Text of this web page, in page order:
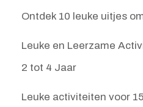
Ontdek 10 leuke uitjes
Leuke en Leerzame
2 tot 4 Jaar
Leuke activiteiten voor